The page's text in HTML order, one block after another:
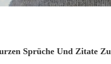
Sprüche Und Zitate